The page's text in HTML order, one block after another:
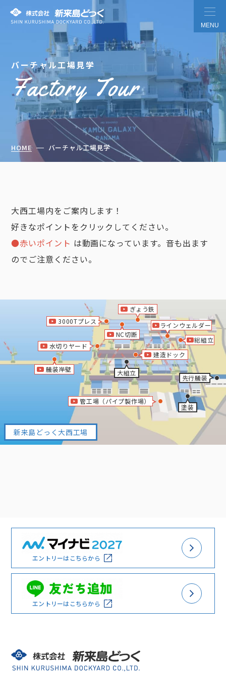
株式会社 新来島どっく
MENU
バーチャル工場見学
Factory Tour
HOME バーチャル工場見学
大西工場内をご案内します！
好きなポイントをクリックしてください。
●赤いポイント は動画になっています。音も出ます
のでご注意ください。
ラインウェルダー
3000Tプレス
NC切断
ぎょう鉄
総組立
艤装岸壁
水切りヤード
建造ドック
大組立
先行艤装
管工場（パイプ製作場）
塗装
新来島どっく大西工場
エントリーはこちらから
エントリーはこちらから